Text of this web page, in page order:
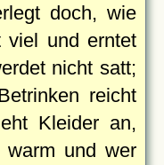
doch, wie
viel und erntet
nicht satt;
reicht
Kleider an,
und wer